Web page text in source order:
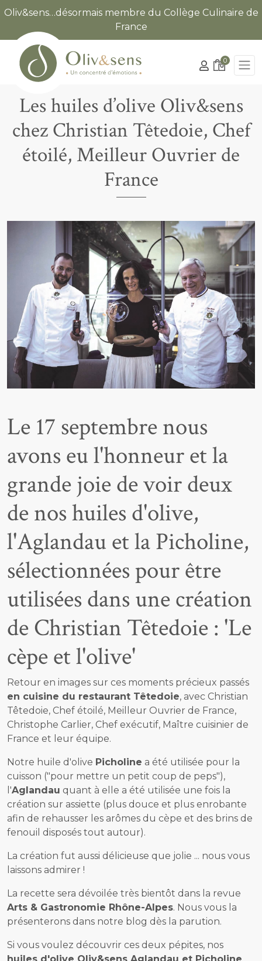
Oliv&sens…désormais membre du Collège Culinaire de
France
0
Les huiles d’olive Oliv&sens
chez Christian Têtedoie, Chef
étoilé, Meilleur Ouvrier de
France
Le 17 septembre nous
avons eu l'honneur et la
grande joie de voir deux
de nos huiles d'olive,
l'Aglandau et la Picholine,
sélectionnées pour être
utilisées dans une création
de Christian Têtedoie : 'Le
cèpe et l'olive'
Retour en images sur ces moments précieux passés
en cuisine du restaurant Têtedoie, avec Christian
Têtedoie, Chef étoilé, Meilleur Ouvrier de France,
Christophe Carlier, Chef exécutif, Maître cuisinier de
France et leur équipe.
Notre huile d'olive Picholine a été utilisée pour la
cuisson ("pour mettre un petit coup de peps"),
l'Aglandau quant à elle a été utilisée une fois la
création sur assiette (plus douce et plus enrobante
afin de rehausser les arômes du cèpe et des brins de
fenouil disposés tout autour).
La création fut aussi délicieuse que jolie ... nous vous
laissons admirer !
La recette sera dévoilée très bientôt dans la revue
Arts & Gastronomie Rhône-Alpes. Nous vous la
présenterons dans notre blog dès la parution.
Si vous voulez découvrir ces deux pépites, nos